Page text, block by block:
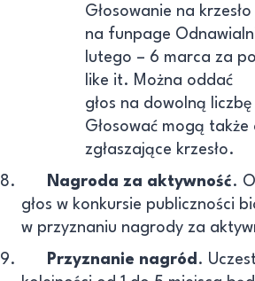
Głosowanie na
na funpage
lutego – 6 marca za
like it. Można oddać
głos na dowolną liczbę
Głosować mogą także
zgłaszające krzesło.
8.
Nagroda za aktywność.
głos w konkursie publiczności
w przyznaniu nagrody za
9.
Przyznanie nagród .